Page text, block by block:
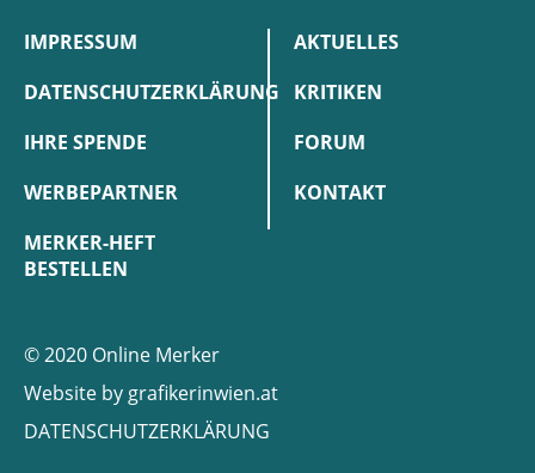
IMPRESSUM
DATENSCHUTZERKLÄRUNG
IHRE SPENDE
WERBEPARTNER
MERKER-HEFT
BESTELLEN
AKTUELLES
KRITIKEN
FORUM
KONTAKT
© 2020 Online Merker
Website by grafikerinwien.at
DATENSCHUTZERKLÄRUNG